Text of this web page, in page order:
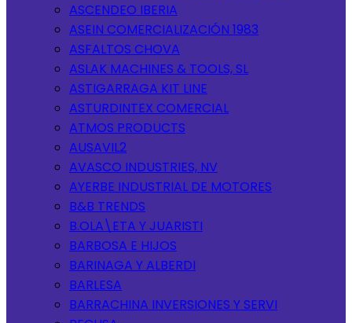
ASCENDEO IBERIA
ASEIN COMERCIALIZACIÓN 1983
ASFALTOS CHOVA
ASLAK MACHINES & TOOLS, SL
ASTIGARRAGA KIT LINE
ASTURDINTEX COMERCIAL
ATMOS PRODUCTS
AUSAVIL2
AVASCO INDUSTRIES, NV
AYERBE INDUSTRIAL DE MOTORES
B&B TRENDS
B.OLA\ETA Y JUARISTI
BARBOSA E HIJOS
BARINAGA Y ALBERDI
BARLESA
BARRACHINA INVERSIONES Y SERVI